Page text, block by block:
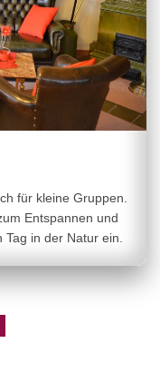
für kleine Gruppen.
Entspannen und
in der Natur ein.